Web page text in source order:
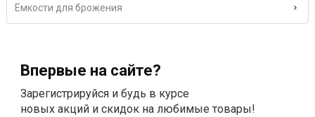
Емкости для брожения
Впервые на сайте?
Зарегистрируйся и будь в курсе
новых акций и скидок на любимые товары!